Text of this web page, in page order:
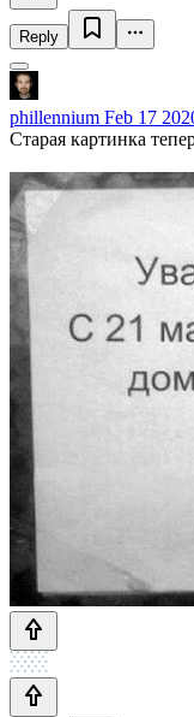
Reply
phillennium Feb 17
Старая картинка